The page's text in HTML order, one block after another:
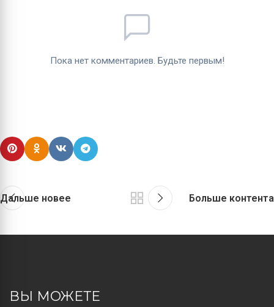
Дальше новее Больше контента
ВЫ МОЖЕТЕ